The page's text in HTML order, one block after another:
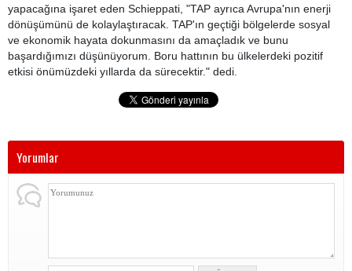
yapacağına işaret eden Schieppati, "TAP ayrıca Avrupa'nın enerji
dönüşümünü de kolaylaştıracak. TAP'ın geçtiği bölgelerde sosyal
ve ekonomik hayata dokunmasını da amaçladık ve bunu
başardığımızı düşünüyorum. Boru hattının bu ülkelerdeki pozitif
etkisi önümüzdeki yıllarda da sürecektir." dedi.
Yorumlar